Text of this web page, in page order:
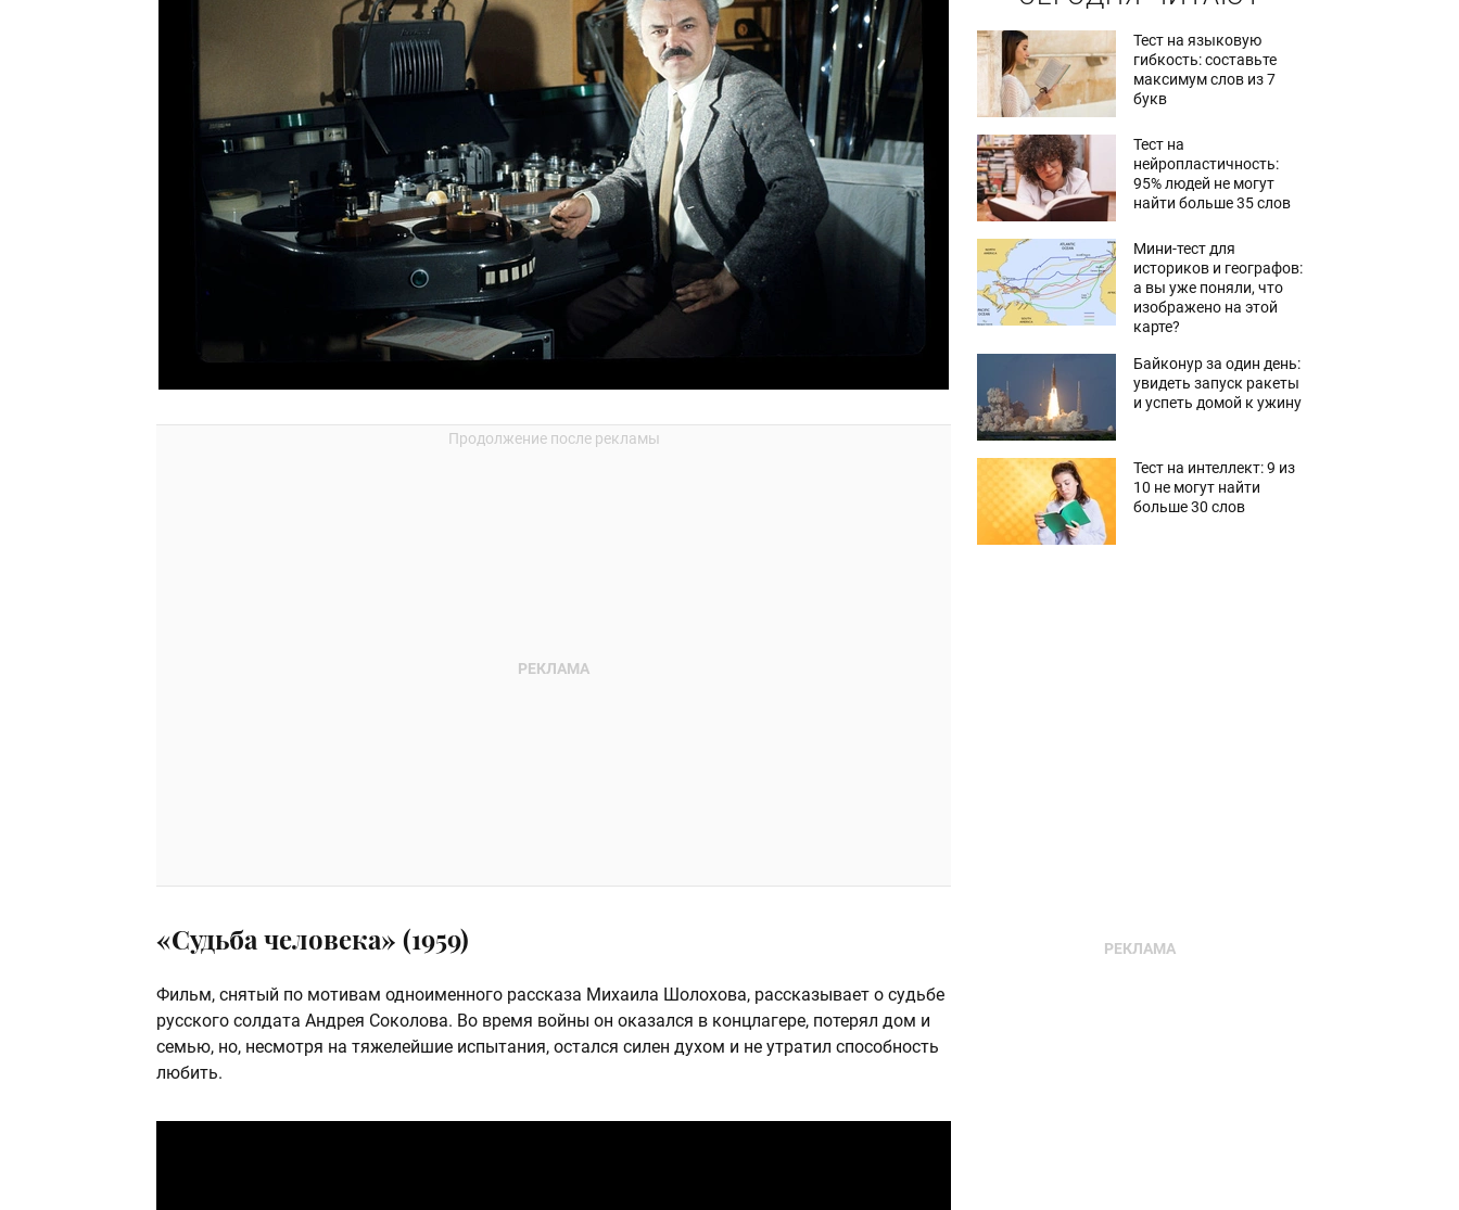
«Судьба человека» (1959)
Фильм, снятый по мотивам одноименного рассказа Михаила Шолохова, рассказывает о судьбе
русского солдата Андрея Соколова. Во время войны он оказался в концлагере, потерял дом и
семью, но, несмотря на тяжелейшие испытания, остался силен духом и не утратил способность
любить.
Тест на языковую
гибкость: составьте
максимум слов из 7
букв
Тест на
нейропластичность:
95% людей не могут
найти больше 35 слов
Мини-тест для
историков и географов:
а вы уже поняли, что
изображено на этой
карте?
Байконур за один день:
увидеть запуск ракеты
и успеть домой к ужину
Тест на интеллект: 9 из
10 не могут найти
больше 30 слов